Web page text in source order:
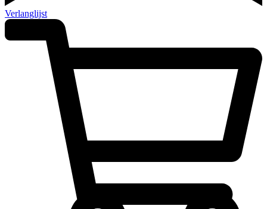
Verlanglijst